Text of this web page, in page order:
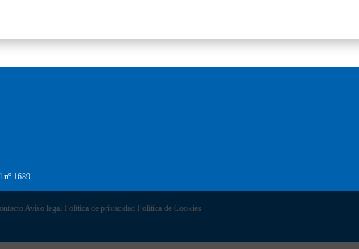
1689.
Aviso legal Política de privacidad Política de Cookies